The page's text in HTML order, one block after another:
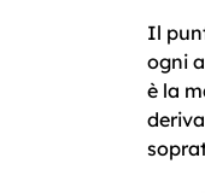
Il
ogni
è la